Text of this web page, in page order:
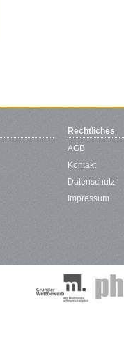
Rechtliches
AGB
Kontakt
Datenschutz
Impressum